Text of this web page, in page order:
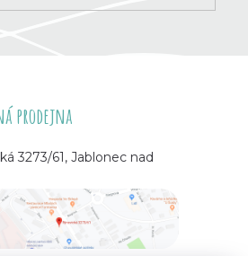
prodejna
3273/61, Jablonec nad